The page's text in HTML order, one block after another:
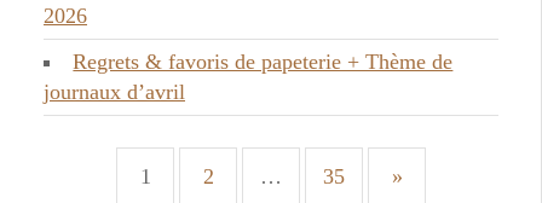
2026
Regrets & favoris de papeterie + Thème de
journaux d’avril
1 2 … 35
Next
»